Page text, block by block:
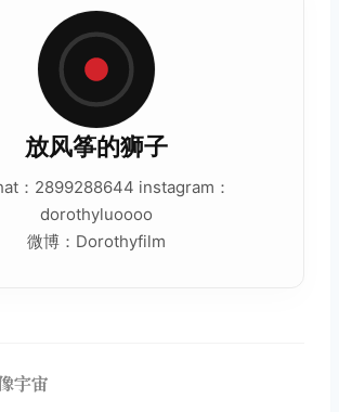
放风筝的狮子
：2899288644 instagram：
dorothyluoooo
微博：Dorothyfilm
宇宙